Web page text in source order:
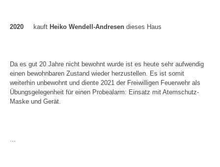
2020 kauft Heiko Wendell-Andresen dieses Haus
Da es gut 20 Jahre nicht bewohnt wurde ist es heute sehr aufwendig
einen bewohnbaren Zustand wieder herzustellen. Es ist somit
weiterhin unbewohnt und diente 2021 der Freiwilligen Feuerwehr als
Übungsgelegenheit für einen Probealarm: Einsatz mit Atemschutz-
Maske und Gerät.